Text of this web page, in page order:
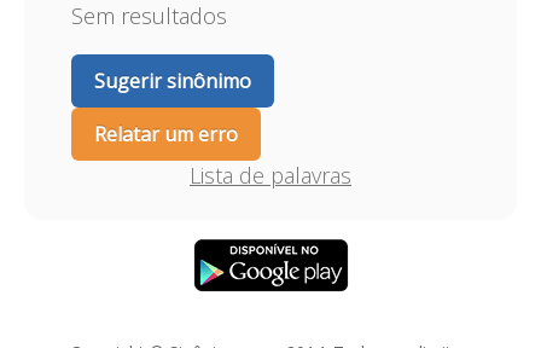
Sem resultados
Sugerir sinônimo
Relatar um erro
Lista de palavras